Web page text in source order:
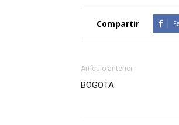
Compartir
Artículo anterior
BOGOTA